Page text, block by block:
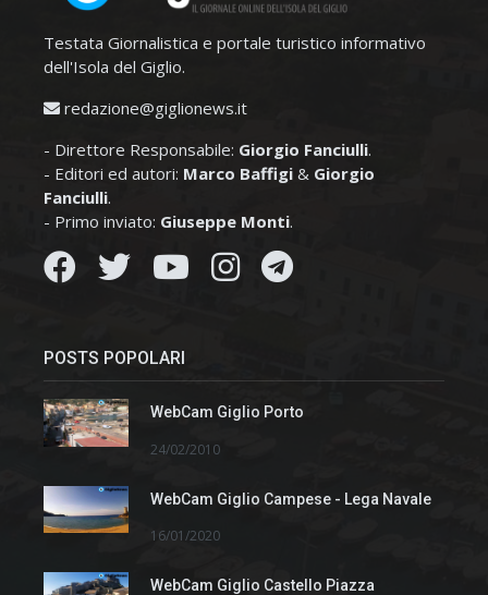
Testata Giornalistica e portale turistico informativo
dell'Isola del Giglio.
redazione@giglionews.it
- Direttore Responsabile: Giorgio Fanciulli.
- Editori ed autori: Marco Baffigi & Giorgio
Fanciulli.
- Primo inviato: Giuseppe Monti.
POSTS POPOLARI
WebCam Giglio Porto
24/02/2010
WebCam Giglio Campese - Lega Navale
16/01/2020
WebCam Giglio Castello Piazza